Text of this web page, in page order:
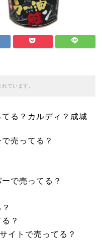
ています。
る？カルディ？成城
売ってる？
で売ってる？
？
イトで売ってる？